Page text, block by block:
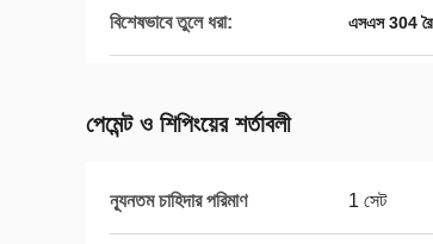
বিশেষভাবে তুলে ধরা: এসএস 304
পেমেন্ট ও শিপিংয়ের শর্তাবলী
ন্যূনতম চাহিদার পরিমাণ 1 সেট